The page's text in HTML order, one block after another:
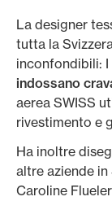
La designer
tutta la
inconfondibili: I
indossano
aerea SWISS
rivestimento e
Ha inoltre
altre aziende in
Caroline